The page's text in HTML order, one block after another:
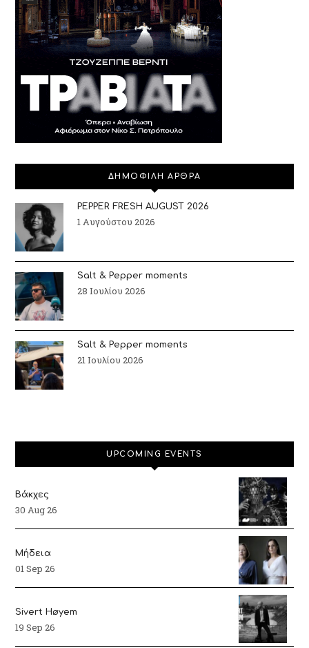
ΔΗΜΟΦΙΛΗ ΑΡΘΡΑ
PEPPER FRESH AUGUST 2026
1 Αυγούστου 2026
Salt & Pepper moments
28 Ιουλίου 2026
Salt & Pepper moments
21 Ιουλίου 2026
UPCOMING EVENTS
Βάκχες
30 Aug 26
Μήδεια
01 Sep 26
Sivert Høyem
19 Sep 26